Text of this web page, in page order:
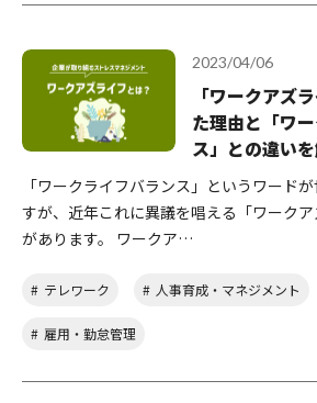
2023/04/06
「ワークアズ
た理由と「ワ
ス」との違い
「ワークライフバランス」というワード
すが、近年これに異議を唱える「ワーク
があります。 ワークア…
テレワーク 人事育成・マネジメント
雇用・勤怠管理